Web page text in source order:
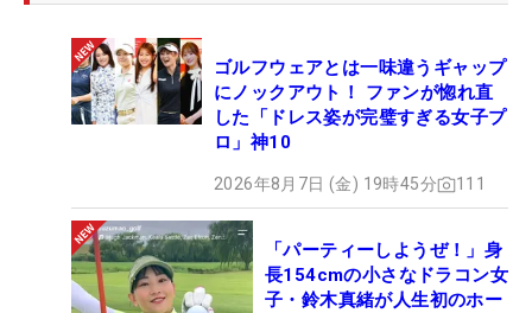
ゴルフウェアとは一味違うギャップ
にノックアウト！ ファンが惚れ直
した「ドレス姿が完璧すぎる女子プ
ロ」神10
2026年8月7日 (金) 19時45分 111
「パーティーしようぜ！」身
長154cmの小さなドラコン女
子・鈴木真緒が人生初のホー